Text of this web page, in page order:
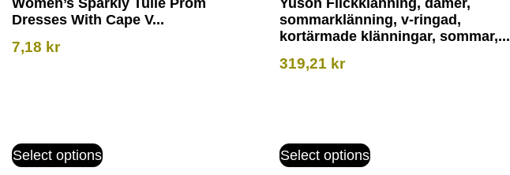
Women’s Sparkly Tulle Prom
Dresses With Cape V...
7,18 kr
Select options
Yuson Flickklänning, damer,
sommarklänning, v-ringad,
kortärmade klänningar, sommar,...
319,21 kr
Select options